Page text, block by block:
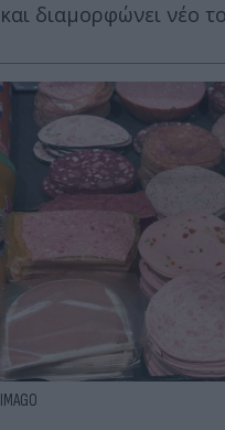
και διαμορφώνει νέο
IMAGO